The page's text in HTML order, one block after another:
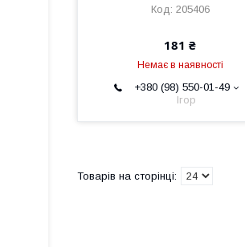
205406
181 ₴
Немає в наявності
+380 (98) 550-01-49
Ігор